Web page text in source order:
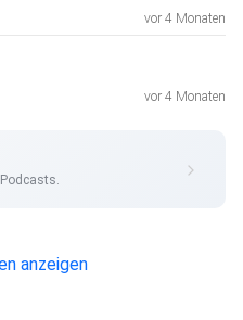
werden sollte.
vom Thema Inklusion
vor 4 Monaten
vor 4 Monaten
anzeigen